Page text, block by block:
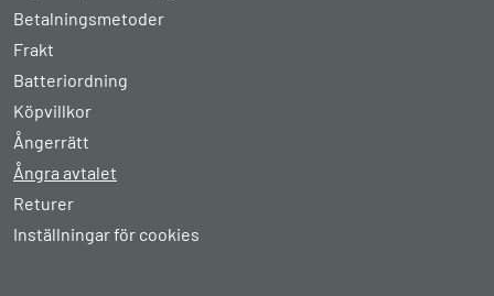
Betalningsmetoder
Frakt
Batteriordning
Köpvillkor
Ångerrätt
Ångra avtalet
Returer
Inställningar för cookies